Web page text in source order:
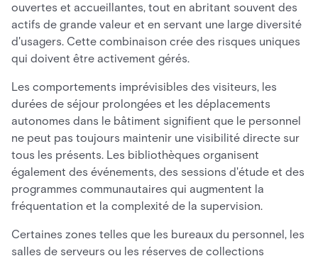
ouvertes et accueillantes, tout en abritant souvent des
actifs de grande valeur et en servant une large diversité
d'usagers. Cette combinaison crée des risques uniques
qui doivent être activement gérés.
Les comportements imprévisibles des visiteurs, les
durées de séjour prolongées et les déplacements
autonomes dans le bâtiment signifient que le personnel
ne peut pas toujours maintenir une visibilité directe sur
tous les présents. Les bibliothèques organisent
également des événements, des sessions d'étude et des
programmes communautaires qui augmentent la
fréquentation et la complexité de la supervision.
Certaines zones telles que les bureaux du personnel, les
salles de serveurs ou les réserves de collections